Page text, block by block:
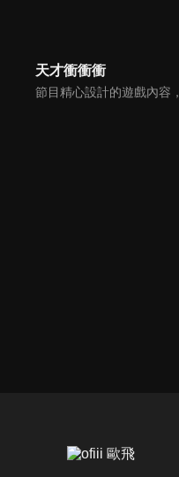
天才衝衝衝